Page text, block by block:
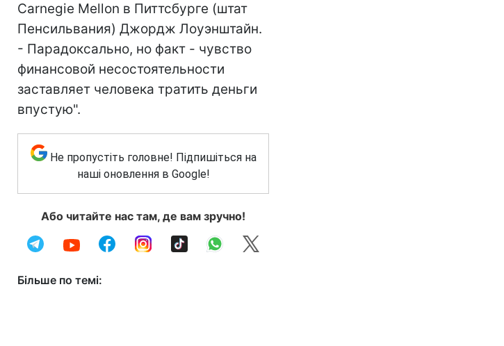
Carnegie Mellon в Питтсбурге (штат
Пенсильвания) Джордж Лоуэнштайн.
- Парадоксально, но факт - чувство
финансовой несостоятельности
заставляет человека тратить деньги
впустую".
Не пропустіть головне! Підпишіться на
наші оновлення в Google!
Або читайте нас там, де вам зручно!
Більше по темі: